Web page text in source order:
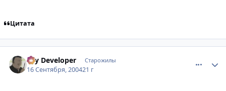
Цитата
Psy Developer Старожилы
16 Сентября, 200421 г